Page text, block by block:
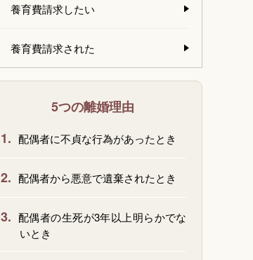
養育費請求したい
養育費請求された
5つの離婚理由
1. 配偶者に不貞な行為があったとき
2. 配偶者から悪意で遺棄されたとき
3. 配偶者の生死が3年以上明らかでな
いとき